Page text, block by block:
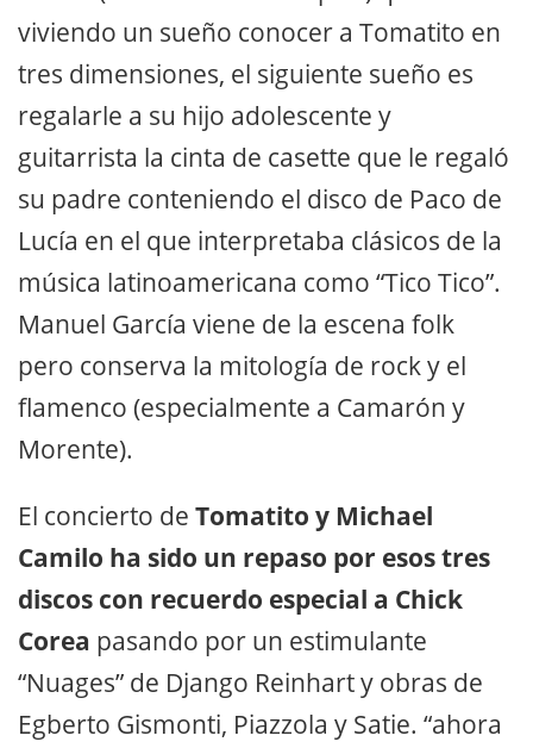
viviendo un sueño conocer a Tomatito en
tres dimensiones, el siguiente sueño es
regalarle a su hijo adolescente y
guitarrista la cinta de casette que le regaló
su padre conteniendo el disco de Paco de
Lucía en el que interpretaba clásicos de la
música latinoamericana como “Tico Tico”.
Manuel García viene de la escena folk
pero conserva la mitología de rock y el
flamenco (especialmente a Camarón y
Morente).
El concierto de Tomatito y Michael
Camilo ha sido un repaso por esos tres
discos con recuerdo especial a Chick
Corea pasando por un estimulante
“Nuages” de Django Reinhart y obras de
Egberto Gismonti, Piazzola y Satie. “ahora